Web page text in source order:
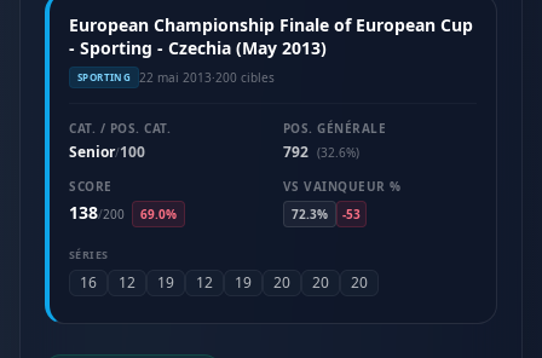
European Championship Finale of European Cup
- Sporting - Czechia (May 2013)
SPORTING 22 mai 2013·200 cibles
CAT. / POS. CAT.
Senior/100
POS. GÉNÉRALE
792 (32.6%)
SCORE
138/200 69.0%
VS VAINQUEUR %
72.3%
-53
SÉRIES
16 12 19 12 19 20 20 20